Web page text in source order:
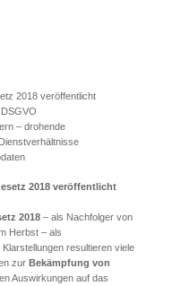
2018 veröffentlicht
– drohende
2018 veröffentlicht
2018 – als Nachfolger von
Herbst – als
resultieren viele
zur Bekämpfung von
Auswirkungen auf das